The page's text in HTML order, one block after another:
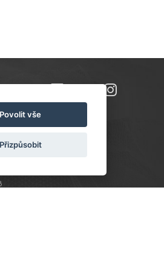
Povolit vše
Přizpůsobit